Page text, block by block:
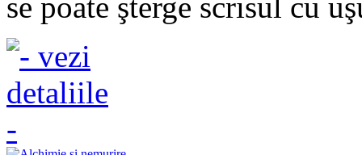
se poate şterge scrisul cu